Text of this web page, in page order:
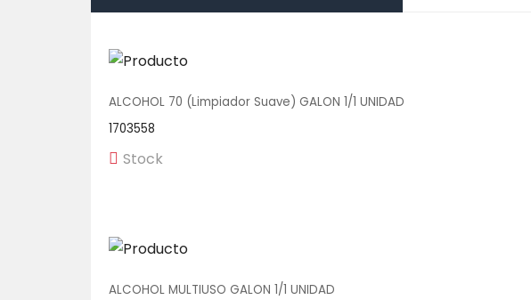
ALCOHOL 70 (Limpiador Suave) GALON 1/1 UNIDAD
1703558
Stock
ALCOHOL MULTIUSO GALON 1/1 UNIDAD